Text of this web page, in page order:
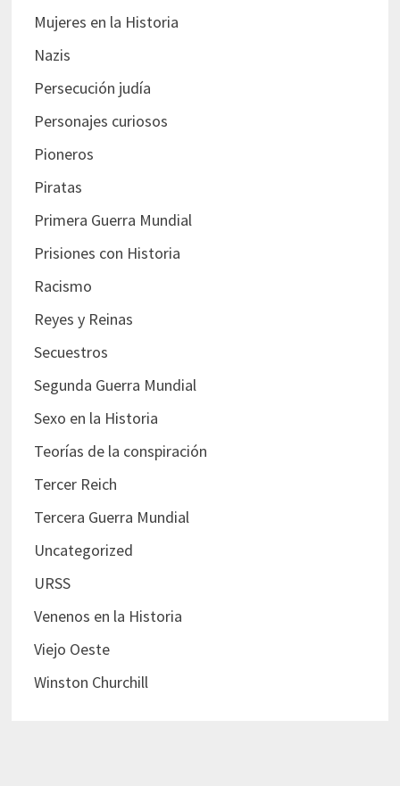
Mujeres en la Historia
Nazis
Persecución judía
Personajes curiosos
Pioneros
Piratas
Primera Guerra Mundial
Prisiones con Historia
Racismo
Reyes y Reinas
Secuestros
Segunda Guerra Mundial
Sexo en la Historia
Teorías de la conspiración
Tercer Reich
Tercera Guerra Mundial
Uncategorized
URSS
Venenos en la Historia
Viejo Oeste
Winston Churchill